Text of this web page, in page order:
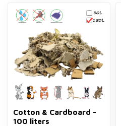
Cotton & Cardboard -
100 liters